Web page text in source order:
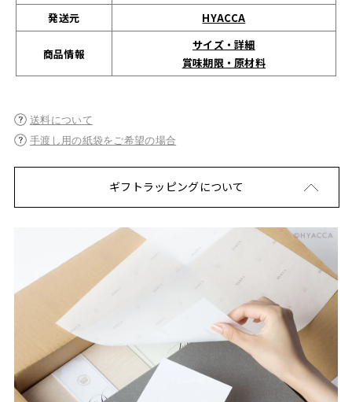
発送元 HYACCA
商品情報
サイズ・詳細
賞味期限・原材料
送料について
手渡し用の紙袋をご希望の場合
ギフトラッピングについて